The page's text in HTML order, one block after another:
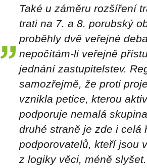
Také u záměru rozšíření
trati na 7. a 8. porubský
proběhly dvě veřejné
nepočítám-li veřejně
jednání zastupitelstev.
samozřejmě, že proti
vznikla petice, kterou
podporuje nemalá
druhé straně je zde i celá
podporovatelů, kteří jsou
z logiky věci, méně slyšet.